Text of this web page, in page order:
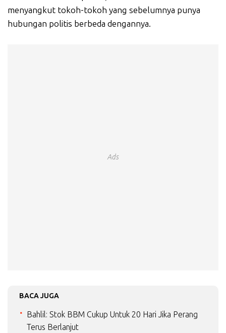
menyangkut tokoh-tokoh yang sebelumnya punya
hubungan politis berbeda dengannya.
Ads
BACA JUGA
Bahlil: Stok BBM Cukup Untuk 20 Hari Jika Perang
Terus Berlanjut